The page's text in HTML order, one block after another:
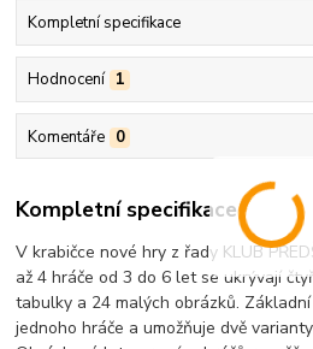
Kompletní specifikace
Hodnocení 1
Komentáře 0
Kompletní specifikace
V krabičce nové hry z řady KLUB
až 4 hráče od 3 do 6 let se ukrývají
tabulky a 24 malých obrázků.
jednoho hráče a umožňuje dvě